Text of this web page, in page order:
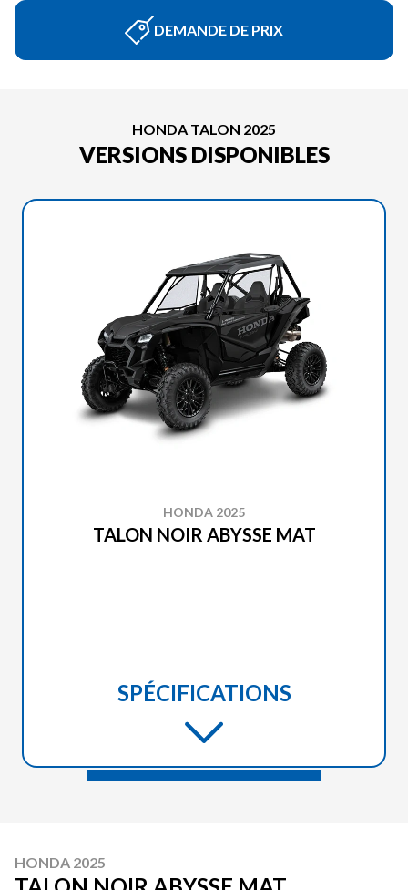
DEMANDE DE PRIX
HONDA TALON 2025
VERSIONS DISPONIBLES
HONDA 2025
TALON NOIR ABYSSE MAT
SPÉCIFICATIONS
HONDA 2025